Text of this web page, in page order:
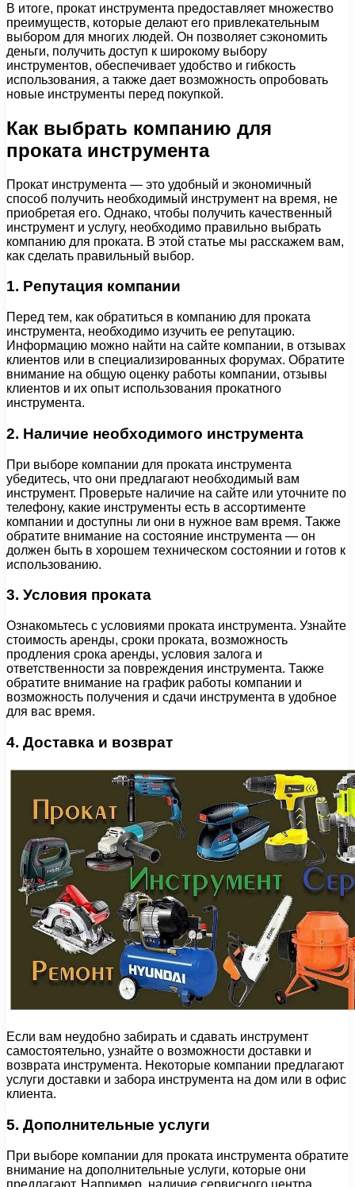
В итоге, прокат инструмента предоставляет множество
преимуществ, которые делают его привлекательным
выбором для многих людей. Он позволяет сэкономить
деньги, получить доступ к широкому выбору
инструментов, обеспечивает удобство и гибкость
использования, а также дает возможность опробовать
новые инструменты перед покупкой.
Как выбрать компанию для
проката инструмента
Прокат инструмента — это удобный и экономичный
способ получить необходимый инструмент на время, не
приобретая его. Однако, чтобы получить качественный
инструмент и услугу, необходимо правильно выбрать
компанию для проката. В этой статье мы расскажем вам,
как сделать правильный выбор.
1. Репутация компании
Перед тем, как обратиться в компанию для проката
инструмента, необходимо изучить ее репутацию.
Информацию можно найти на сайте компании, в отзывах
клиентов или в специализированных форумах. Обратите
внимание на общую оценку работы компании, отзывы
клиентов и их опыт использования прокатного
инструмента.
2. Наличие необходимого инструмента
При выборе компании для проката инструмента
убедитесь, что они предлагают необходимый вам
инструмент. Проверьте наличие на сайте или уточните по
телефону, какие инструменты есть в ассортименте
компании и доступны ли они в нужное вам время. Также
обратите внимание на состояние инструмента — он
должен быть в хорошем техническом состоянии и готов к
использованию.
3. Условия проката
Ознакомьтесь с условиями проката инструмента. Узнайте
стоимость аренды, сроки проката, возможность
продления срока аренды, условия залога и
ответственности за повреждения инструмента. Также
обратите внимание на график работы компании и
возможность получения и сдачи инструмента в удобное
для вас время.
4. Доставка и возврат
Если вам неудобно забирать и сдавать инструмент
самостоятельно, узнайте о возможности доставки и
возврата инструмента. Некоторые компании предлагают
услуги доставки и забора инструмента на дом или в офис
клиента.
5. Дополнительные услуги
При выборе компании для проката инструмента обратите
внимание на дополнительные услуги, которые они
предлагают. Например, наличие сервисного центра,